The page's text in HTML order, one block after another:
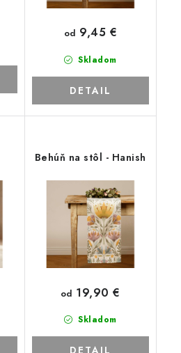
Skladom
od 9,45 €
DETAIL
Behúň na stôl - Hanish
Skladom
od 19,90 €